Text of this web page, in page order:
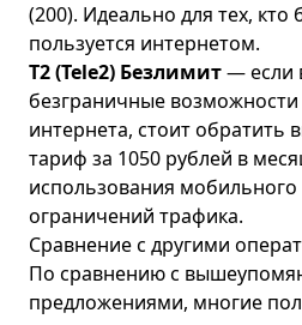
(200). Идеально для тех,
пользуется интернетом.
T2 (Tele2) Безлимит— если
безграничные
интернета, стоит обратить
тариф за 1050 рублей в
использования мобильного
ограничений трафика.
Сравнение с другими
По сравнению с
предложениями, многие